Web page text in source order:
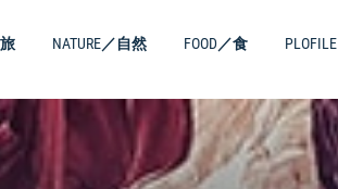
NATURE／自然 FOOD／食 PLOFILE